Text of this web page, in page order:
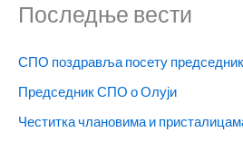
Последње вести
СПО поздравља посету
Председник СПО о Олуји
Честитка члановима и